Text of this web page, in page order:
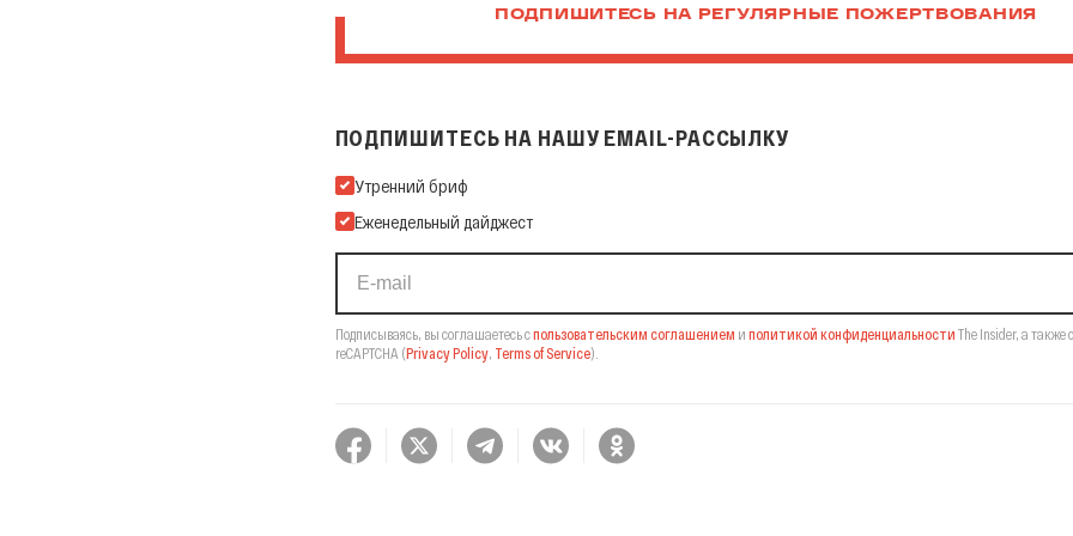
ПОДПИШИТЕСЬ НА РЕГУЛЯРНЫЕ ПОЖЕРТВОВАНИЯ
ПОДПИШИТЕСЬ НА НАШУ EMAIL-РАССЫЛКУ
Подпишитесь на нашу Email-рассылку
Утренний бриф
Еженедельный дайджест
Подписываясь, вы соглашаетесь спользовательским соглашением и политикой конфиденциальности The Insider, а также
reCAPTCHA (Privacy Policy, Terms of Service).